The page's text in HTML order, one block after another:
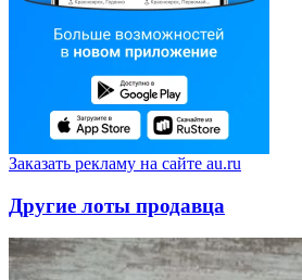
Заказать рекламу на сайте au.ru
Другие лоты продавца